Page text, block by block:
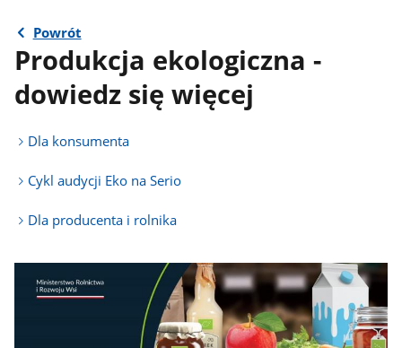
Powrót
Produkcja ekologiczna -
dowiedz się więcej
Dla konsumenta
Cykl audycji Eko na Serio
Dla producenta i rolnika